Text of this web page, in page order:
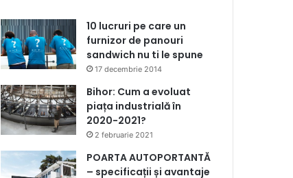
10 lucruri pe care un
furnizor de panouri
sandwich nu ti le spune
17 decembrie 2014
Bihor: Cum a evoluat
piața industrială în
2020-2021?
2 februarie 2021
POARTA AUTOPORTANTĂ
– specificații și avantaje